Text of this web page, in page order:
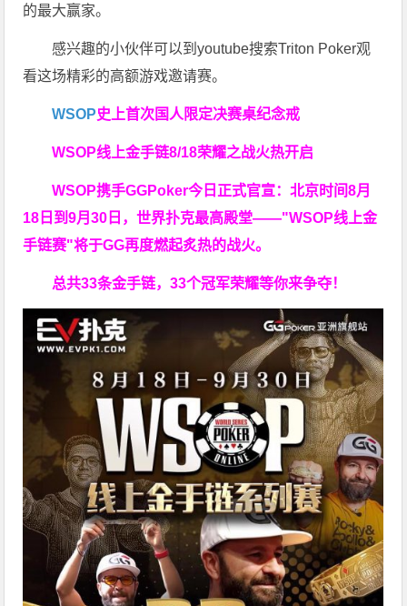
的最大赢家。
感兴趣的小伙伴可以到youtube搜索Triton Poker观
看这场精彩的高额游戏邀请赛。
WSOP史上首次国人限定决赛桌纪念戒
WSOP线上金手链8/18荣耀之战火热开启
WSOP携手GGPoker今日正式官宣：北京时间8月
18日到9月30日，世界扑克最高殿堂——"WSOP线上金
手链赛"将于GG再度燃起炙热的战火。
总共33条金手链，33个冠军荣耀等你来争夺！